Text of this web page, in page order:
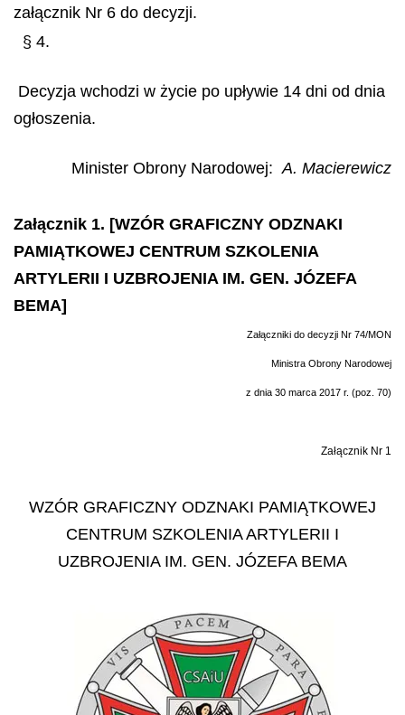
załącznik Nr 6 do decyzji.
§ 4.
Decyzja wchodzi w życie po upływie 14 dni od dnia
ogłoszenia.
Minister Obrony Narodowej: A. Macierewicz
Załącznik 1. [WZÓR GRAFICZNY ODZNAKI
PAMIĄTKOWEJ CENTRUM SZKOLENIA
ARTYLERII I UZBROJENIA IM. GEN. JÓZEFA
BEMA]
Załączniki do decyzji Nr 74/MON
Ministra Obrony Narodowej
z dnia 30 marca 2017 r. (poz. 70)
Załącznik Nr 1
WZÓR GRAFICZNY ODZNAKI PAMIĄTKOWEJ
CENTRUM SZKOLENIA ARTYLERII I
UZBROJENIA IM. GEN. JÓZEFA BEMA